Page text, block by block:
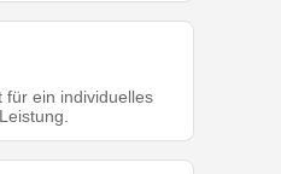
für ein individuelles